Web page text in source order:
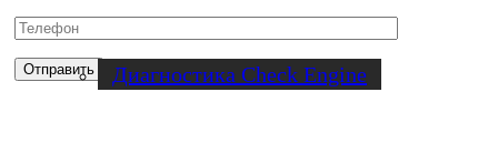
Диагностика Check Engine